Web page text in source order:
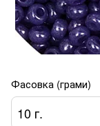
Фасовка (грами)
10 г.